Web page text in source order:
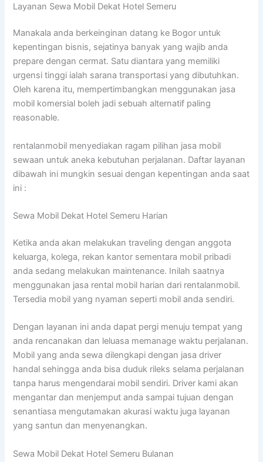
Layanan Sewa Mobil Dekat Hotel Semeru
Manakala anda berkeinginan datang ke Bogor untuk
kepentingan bisnis, sejatinya banyak yang wajib anda
prepare dengan cermat. Satu diantara yang memiliki
urgensi tinggi ialah sarana transportasi yang dibutuhkan.
Oleh karena itu, mempertimbangkan menggunakan jasa
mobil komersial boleh jadi sebuah alternatif paling
reasonable.
rentalanmobil menyediakan ragam pilihan jasa mobil
sewaan untuk aneka kebutuhan perjalanan. Daftar layanan
dibawah ini mungkin sesuai dengan kepentingan anda saat
ini :
Sewa Mobil Dekat Hotel Semeru Harian
Ketika anda akan melakukan traveling dengan anggota
keluarga, kolega, rekan kantor sementara mobil pribadi
anda sedang melakukan maintenance. Inilah saatnya
menggunakan jasa rental mobil harian dari rentalanmobil.
Tersedia mobil yang nyaman seperti mobil anda sendiri.
Dengan layanan ini anda dapat pergi menuju tempat yang
anda rencanakan dan leluasa memanage waktu perjalanan.
Mobil yang anda sewa dilengkapi dengan jasa driver
handal sehingga anda bisa duduk rileks selama perjalanan
tanpa harus mengendarai mobil sendiri. Driver kami akan
mengantar dan menjemput anda sampai tujuan dengan
senantiasa mengutamakan akurasi waktu juga layanan
yang santun dan menyenangkan.
Sewa Mobil Dekat Hotel Semeru Bulanan